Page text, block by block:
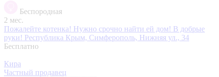
Беспородная
2 мес.
Пожалейте котенка! Нужно срочно найти ей дом! В добрые
руки! Республика Крым, Симферополь, Нижняя ул., 34
Бесплатно
Кира
Частный продавец